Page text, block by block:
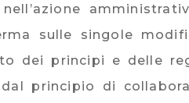
sulle singole
dei principi e delle
principio di